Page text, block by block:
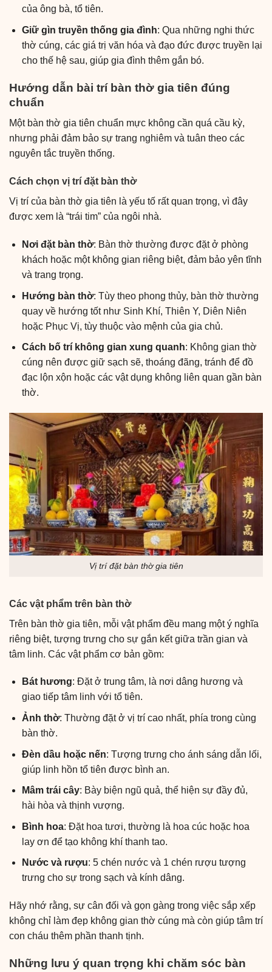
của ông bà, tổ tiên.
Giữ gìn truyền thống gia đình: Qua những nghi thức
thờ cúng, các giá trị văn hóa và đạo đức được truyền lại
cho thế hệ sau, giúp gia đình thêm gắn bó.
Hướng dẫn bài trí bàn thờ gia tiên đúng
chuẩn
Một bàn thờ gia tiên chuẩn mực không cần quá cầu kỳ,
nhưng phải đảm bảo sự trang nghiêm và tuân theo các
nguyên tắc truyền thống.
Cách chọn vị trí đặt bàn thờ
Vị trí của bàn thờ gia tiên là yếu tố rất quan trọng, vì đây
được xem là “trái tim” của ngôi nhà.
Nơi đặt bàn thờ: Bàn thờ thường được đặt ở phòng
khách hoặc một không gian riêng biệt, đảm bảo yên tĩnh
và trang trọng.
Hướng bàn thờ: Tùy theo phong thủy, bàn thờ thường
quay về hướng tốt như Sinh Khí, Thiên Y, Diên Niên
hoặc Phục Vị, tùy thuộc vào mệnh của gia chủ.
Cách bố trí không gian xung quanh: Không gian thờ
cúng nên được giữ sạch sẽ, thoáng đãng, tránh để đồ
đạc lộn xộn hoặc các vật dụng không liên quan gần bàn
thờ.
Vị trí đặt bàn thờ gia tiên
Các vật phẩm trên bàn thờ
Trên bàn thờ gia tiên, mỗi vật phẩm đều mang một ý nghĩa
riêng biệt, tượng trưng cho sự gắn kết giữa trần gian và
tâm linh. Các vật phẩm cơ bản gồm:
Bát hương: Đặt ở trung tâm, là nơi dâng hương và
giao tiếp tâm linh với tổ tiên.
Ảnh thờ: Thường đặt ở vị trí cao nhất, phía trong cùng
bàn thờ.
Đèn dầu hoặc nến: Tượng trưng cho ánh sáng dẫn lối,
giúp linh hồn tổ tiên được bình an.
Mâm trái cây: Bày biện ngũ quả, thể hiện sự đầy đủ,
hài hòa và thịnh vượng.
Bình hoa: Đặt hoa tươi, thường là hoa cúc hoặc hoa
lay ơn để tạo không khí thanh tao.
Nước và rượu: 5 chén nước và 1 chén rượu tượng
trưng cho sự trong sạch và kính dâng.
Hãy nhớ rằng, sự cân đối và gọn gàng trong việc sắp xếp
không chỉ làm đẹp không gian thờ cúng mà còn giúp tâm trí
con cháu thêm phần thanh tịnh.
Những lưu ý quan trọng khi chăm sóc bàn